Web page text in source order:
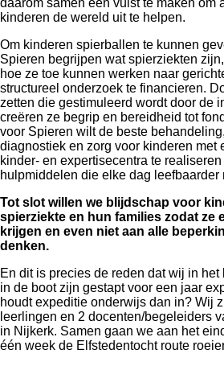
daarom samen een vuist te maken om
kinderen de wereld uit te helpen.
Om kinderen spierballen te kunnen
Spieren begrijpen wat spierziekten
hoe ze toe kunnen werken naar
structureel onderzoek te financieren.
zetten die gestimuleerd wordt door de
creëren ze begrip en bereidheid tot
voor Spieren wilt de beste
diagnostiek en zorg voor kinderen met
kinder- en expertisecentra te
hulpmiddelen die elke dag leefbaarder
Tot slot willen we blijdschap voor
spierziekte en hun families zodat ze
krijgen en even niet aan alle
denken.
En dit is precies de reden dat wij in
in de boot zijn gestapt voor een jaar
houdt expeditie onderwijs dan in? Wij
leerlingen en 2 docenten/begeleiders
in Nijkerk. Samen gaan we aan het
één week de Elfstedentocht route